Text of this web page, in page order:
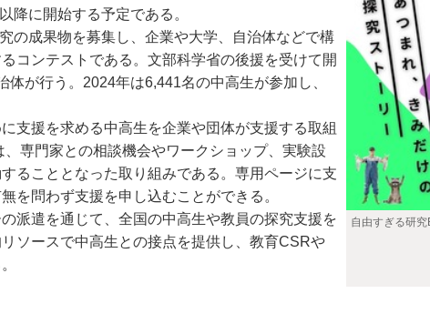
自由すぎる研
降に開始する予定である。
の成果物を募集し、企業や大学、自治体などで構
コンテストである。文部科学省の後援を受けて開
が行う。2024年は6,441名の中高生が参加し、
支援を求める中高生を企業や団体が支援する取組
専門家との相談機会やワークショップ、実験設
ることとなった取り組みである。専用ページに支
を問わず支援を申し込むことができる。
派遣を通じて、全国の中高生や教員の探究支援を
ソースで中高生との接点を提供し、教育CSRや